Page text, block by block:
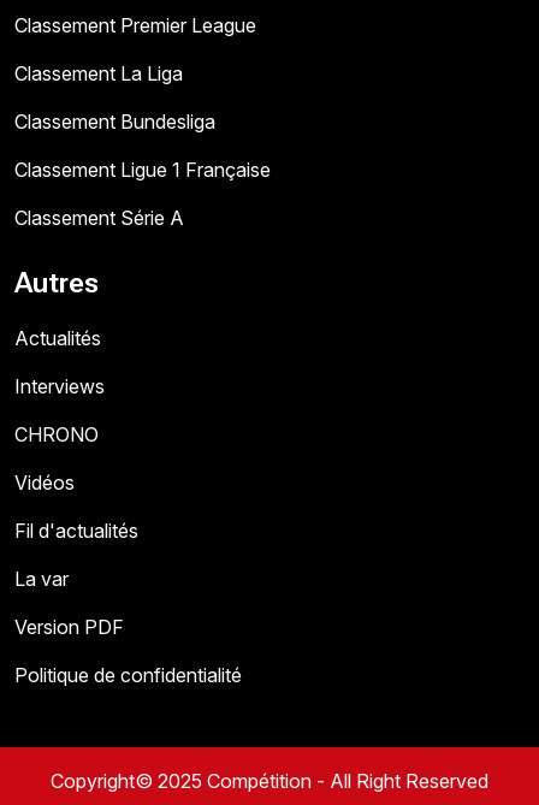
Classement Premier League
Classement La Liga
Classement Bundesliga
Classement Ligue 1 Française
Classement Série A
Autres
Actualités
Interviews
CHRONO
Vidéos
Fil d'actualités
La var
Version PDF
Politique de confidentialité
Copyright© 2025 Compétition - All Right Reserved